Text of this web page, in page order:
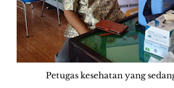
Petugas kesehatan yang